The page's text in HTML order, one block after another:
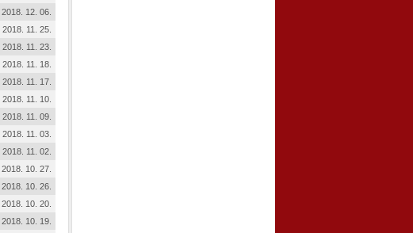
2018. 12. 06.
2018. 11. 25.
2018. 11. 23.
2018. 11. 18.
2018. 11. 17.
2018. 11. 10.
2018. 11. 09.
2018. 11. 03.
2018. 11. 02.
2018. 10. 27.
2018. 10. 26.
2018. 10. 20.
2018. 10. 19.